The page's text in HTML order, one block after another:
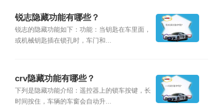
锐志隐藏功能有哪些？
锐志的隐藏功能如下：功能：当钥匙在车里面，
或机械钥匙插在锁孔时，车门和...
crv隐藏功能有哪些？
下列是隐藏功能介绍：遥控器上的锁车按键，长
时间按住，车辆的车窗会自动升...